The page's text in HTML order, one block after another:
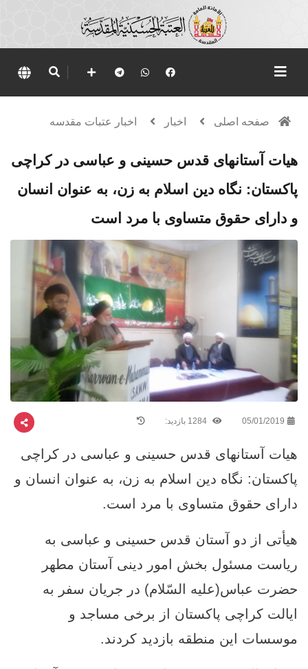
صفحه اصلی اخبار اخبار عتبات مقدسه
هیات آستانهای قدس حسینی و عباسی در کراچی
پاکستان: نگاه دین اسلام به زن، به عنوان انسان
و دارای حقوق متساوی با مرد است
05/01/2019
هیات آستانهای قدس حسینی و عباسی در کراچی
پاکستان: نگاه دین اسلام به زن، به عنوان انسان و
دارای حقوق متساوی با مرد است.
هیأتی از دو آستان قدس حسینی و عباسی به
ریاست مسئول بخش امور دینی آستان مطهر
حضرت عباس(علیه السّلام) در جریان سفر به
ایالت کراچی پاکستان از برخی مساجد و
موسسات این منطقه بازدید کردند.